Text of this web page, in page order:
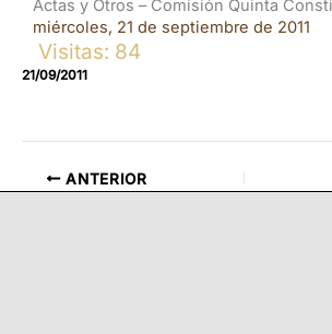
Actas y Otros – Comisión Quinta
miércoles, 21 de septiembre de 2011
Visitas: 84
21/09/2011
ANTERIOR